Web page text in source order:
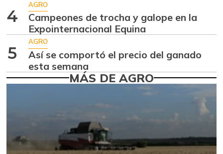
Ahuyamín
07/25/2026
$ 1.676,25
07/25/2026 -3,45%
Ají dulce $ 3.000,00
$ 3.556,00
+4,90%
Alas de pollo sin
$ 9.539,73
4
AGRO
Campeones de trocha y galope en la
Expointernacional Equina
5
AGRO
Así se comportó el precio del ganado
esta semana
MÁS DE AGRO